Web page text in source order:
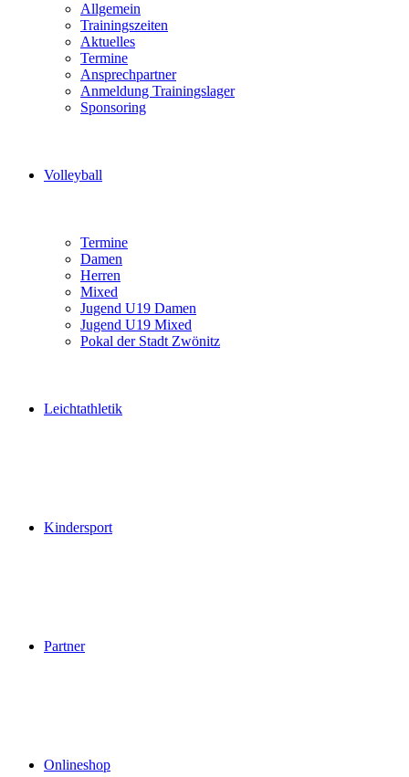
Allgemein
Trainingszeiten
Aktuelles
Termine
Ansprechpartner
Anmeldung Trainingslager
Sponsoring
Volleyball
Termine
Damen
Herren
Mixed
Jugend U19 Damen
Jugend U19 Mixed
Pokal der Stadt Zwönitz
Leichtathletik
Kindersport
Partner
Onlineshop